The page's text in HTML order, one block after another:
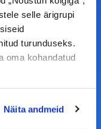
selle ärigrupi
turunduseks.
oma kohandatud
Näita andmeid
Y
o
u
u
b